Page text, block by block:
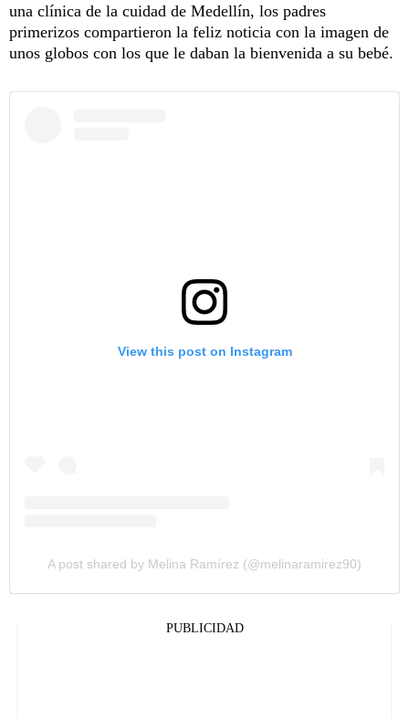
una clínica de la cuidad de Medellín, los padres
primerizos compartieron la feliz noticia con la imagen de
unos globos con los que le daban la bienvenida a su bebé.
View this post on Instagram
A post shared by Melina Ramírez (@melinaramirez90)
PUBLICIDAD